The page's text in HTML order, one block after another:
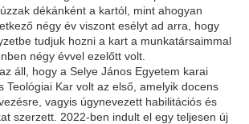
dékánként a kartól, mint ahogyan
négy év viszont esélyt ad arra, hogy
tudjuk hozni a kart a munkatársaimmal
négy évvel ezelőtt volt.
áll, hogy a Selye János Egyetem karai
Teológiai Kar volt az első, amelyik docens
vagyis úgynevezett habilitációs és
szerzett. 2022-ben indult el egy teljesen új